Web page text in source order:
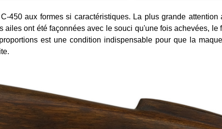
450 aux formes si caractéristiques. La plus grande
ailes ont été façonnées avec le souci qu'une fois achevées,
est une condition indispensable pour que la